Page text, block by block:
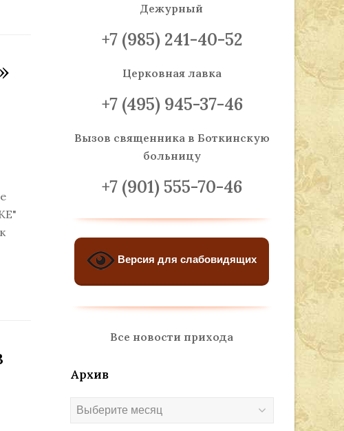
Дежурный
+7 (985) 241-40-52
Церковная лавка
+7 (495) 945-37-46
Вызов священника в Боткинскую
больницу
+7 (901) 555-70-46
Версия для слабовидящих
Все новости прихода
Архив
Архив